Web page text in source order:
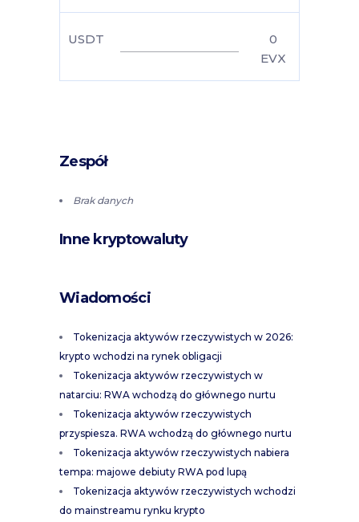
USDT
0
EVX
Zespół
Brak danych
Inne kryptowaluty
Wiadomości
Tokenizacja aktywów rzeczywistych w 2026:
krypto wchodzi na rynek obligacji
Tokenizacja aktywów rzeczywistych w
natarciu: RWA wchodzą do głównego nurtu
Tokenizacja aktywów rzeczywistych
przyspiesza. RWA wchodzą do głównego nurtu
Tokenizacja aktywów rzeczywistych nabiera
tempa: majowe debiuty RWA pod lupą
Tokenizacja aktywów rzeczywistych wchodzi
do mainstreamu rynku krypto